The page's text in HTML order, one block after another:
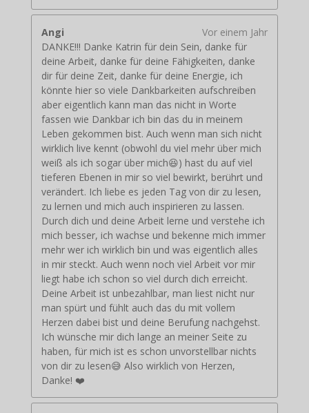
Angi
Vor einem Jahr
DANKE!!! Danke Katrin für dein Sein, danke für
deine Arbeit, danke für deine Fähigkeiten, danke
dir für deine Zeit, danke für deine Energie, ich
könnte hier so viele Dankbarkeiten aufschreiben
aber eigentlich kann man das nicht in Worte
fassen wie Dankbar ich bin das du in meinem
Leben gekommen bist. Auch wenn man sich nicht
wirklich live kennt (obwohl du viel mehr über mich
weiß als ich sogar über mich😆) hast du auf viel
tieferen Ebenen in mir so viel bewirkt, berührt und
verändert. Ich liebe es jeden Tag von dir zu lesen,
zu lernen und mich auch inspirieren zu lassen.
Durch dich und deine Arbeit lerne und verstehe ich
mich besser, ich wachse und bekenne mich immer
mehr wer ich wirklich bin und was eigentlich alles
in mir steckt. Auch wenn noch viel Arbeit vor mir
liegt habe ich schon so viel durch dich erreicht.
Deine Arbeit ist unbezahlbar, man liest nicht nur
man spürt und fühlt auch das du mit vollem
Herzen dabei bist und deine Berufung nachgehst.
Ich wünsche mir dich lange an meiner Seite zu
haben, für mich ist es schon unvorstellbar nichts
von dir zu lesen😅 Also wirklich von Herzen,
Danke! ❤️